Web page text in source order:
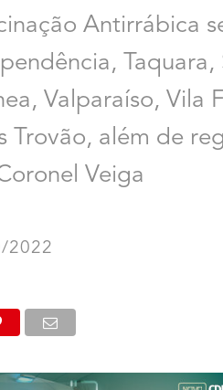
Antirrábica
Taquara,
Valparaíso, Vila
Trovão, além de
Veiga
2022